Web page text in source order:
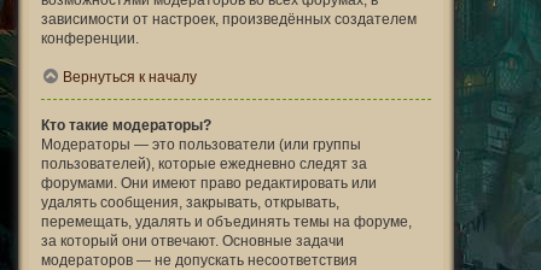
зависимости от настроек, произведённых создателем
конференции.
Вернуться к началу
Кто такие модераторы?
Модераторы — это пользователи (или группы
пользователей), которые ежедневно следят за
форумами. Они имеют право редактировать или
удалять сообщения, закрывать, открывать,
перемещать, удалять и объединять темы на форуме,
за который они отвечают. Основные задачи
модераторов — не допускать несоответствия